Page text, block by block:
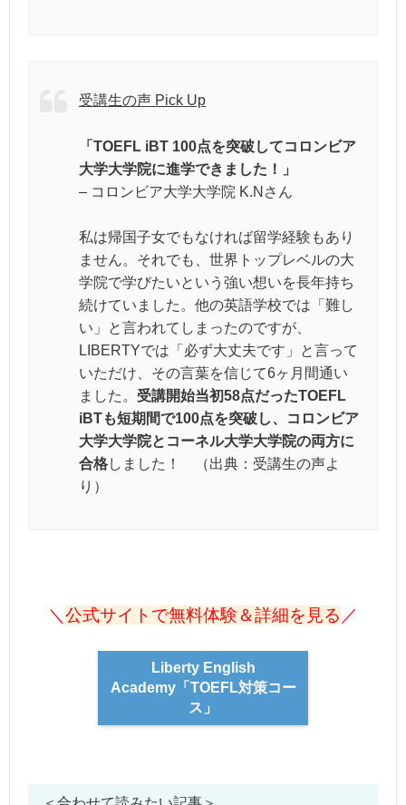
受講生の声 Pick Up
「TOEFL iBT 100点を突破してコロンビア
大学大学院に進学できました！」
– コロンビア大学大学院 K.Nさん
私は帰国子女でもなければ留学経験もあり
ません。それでも、世界トップレベルの大
学院で学びたいという強い想いを長年持ち
続けていました。他の英語学校では「難し
い」と言われてしまったのですが、
LIBERTYでは「必ず大丈夫です」と言って
いただけ、その言葉を信じて6ヶ月間通い
ました。 受講開始当初58点だったTOEFL
iBTも短期間で100点を突破し、コロンビア
大学大学院とコーネル大学大学院の両方に
合格しました！ （出典：受講生の声よ
り）
＼ 公式サイトで無料体験＆詳細を見る ／
Liberty English
Academy「TOEFL対策コー
ス」